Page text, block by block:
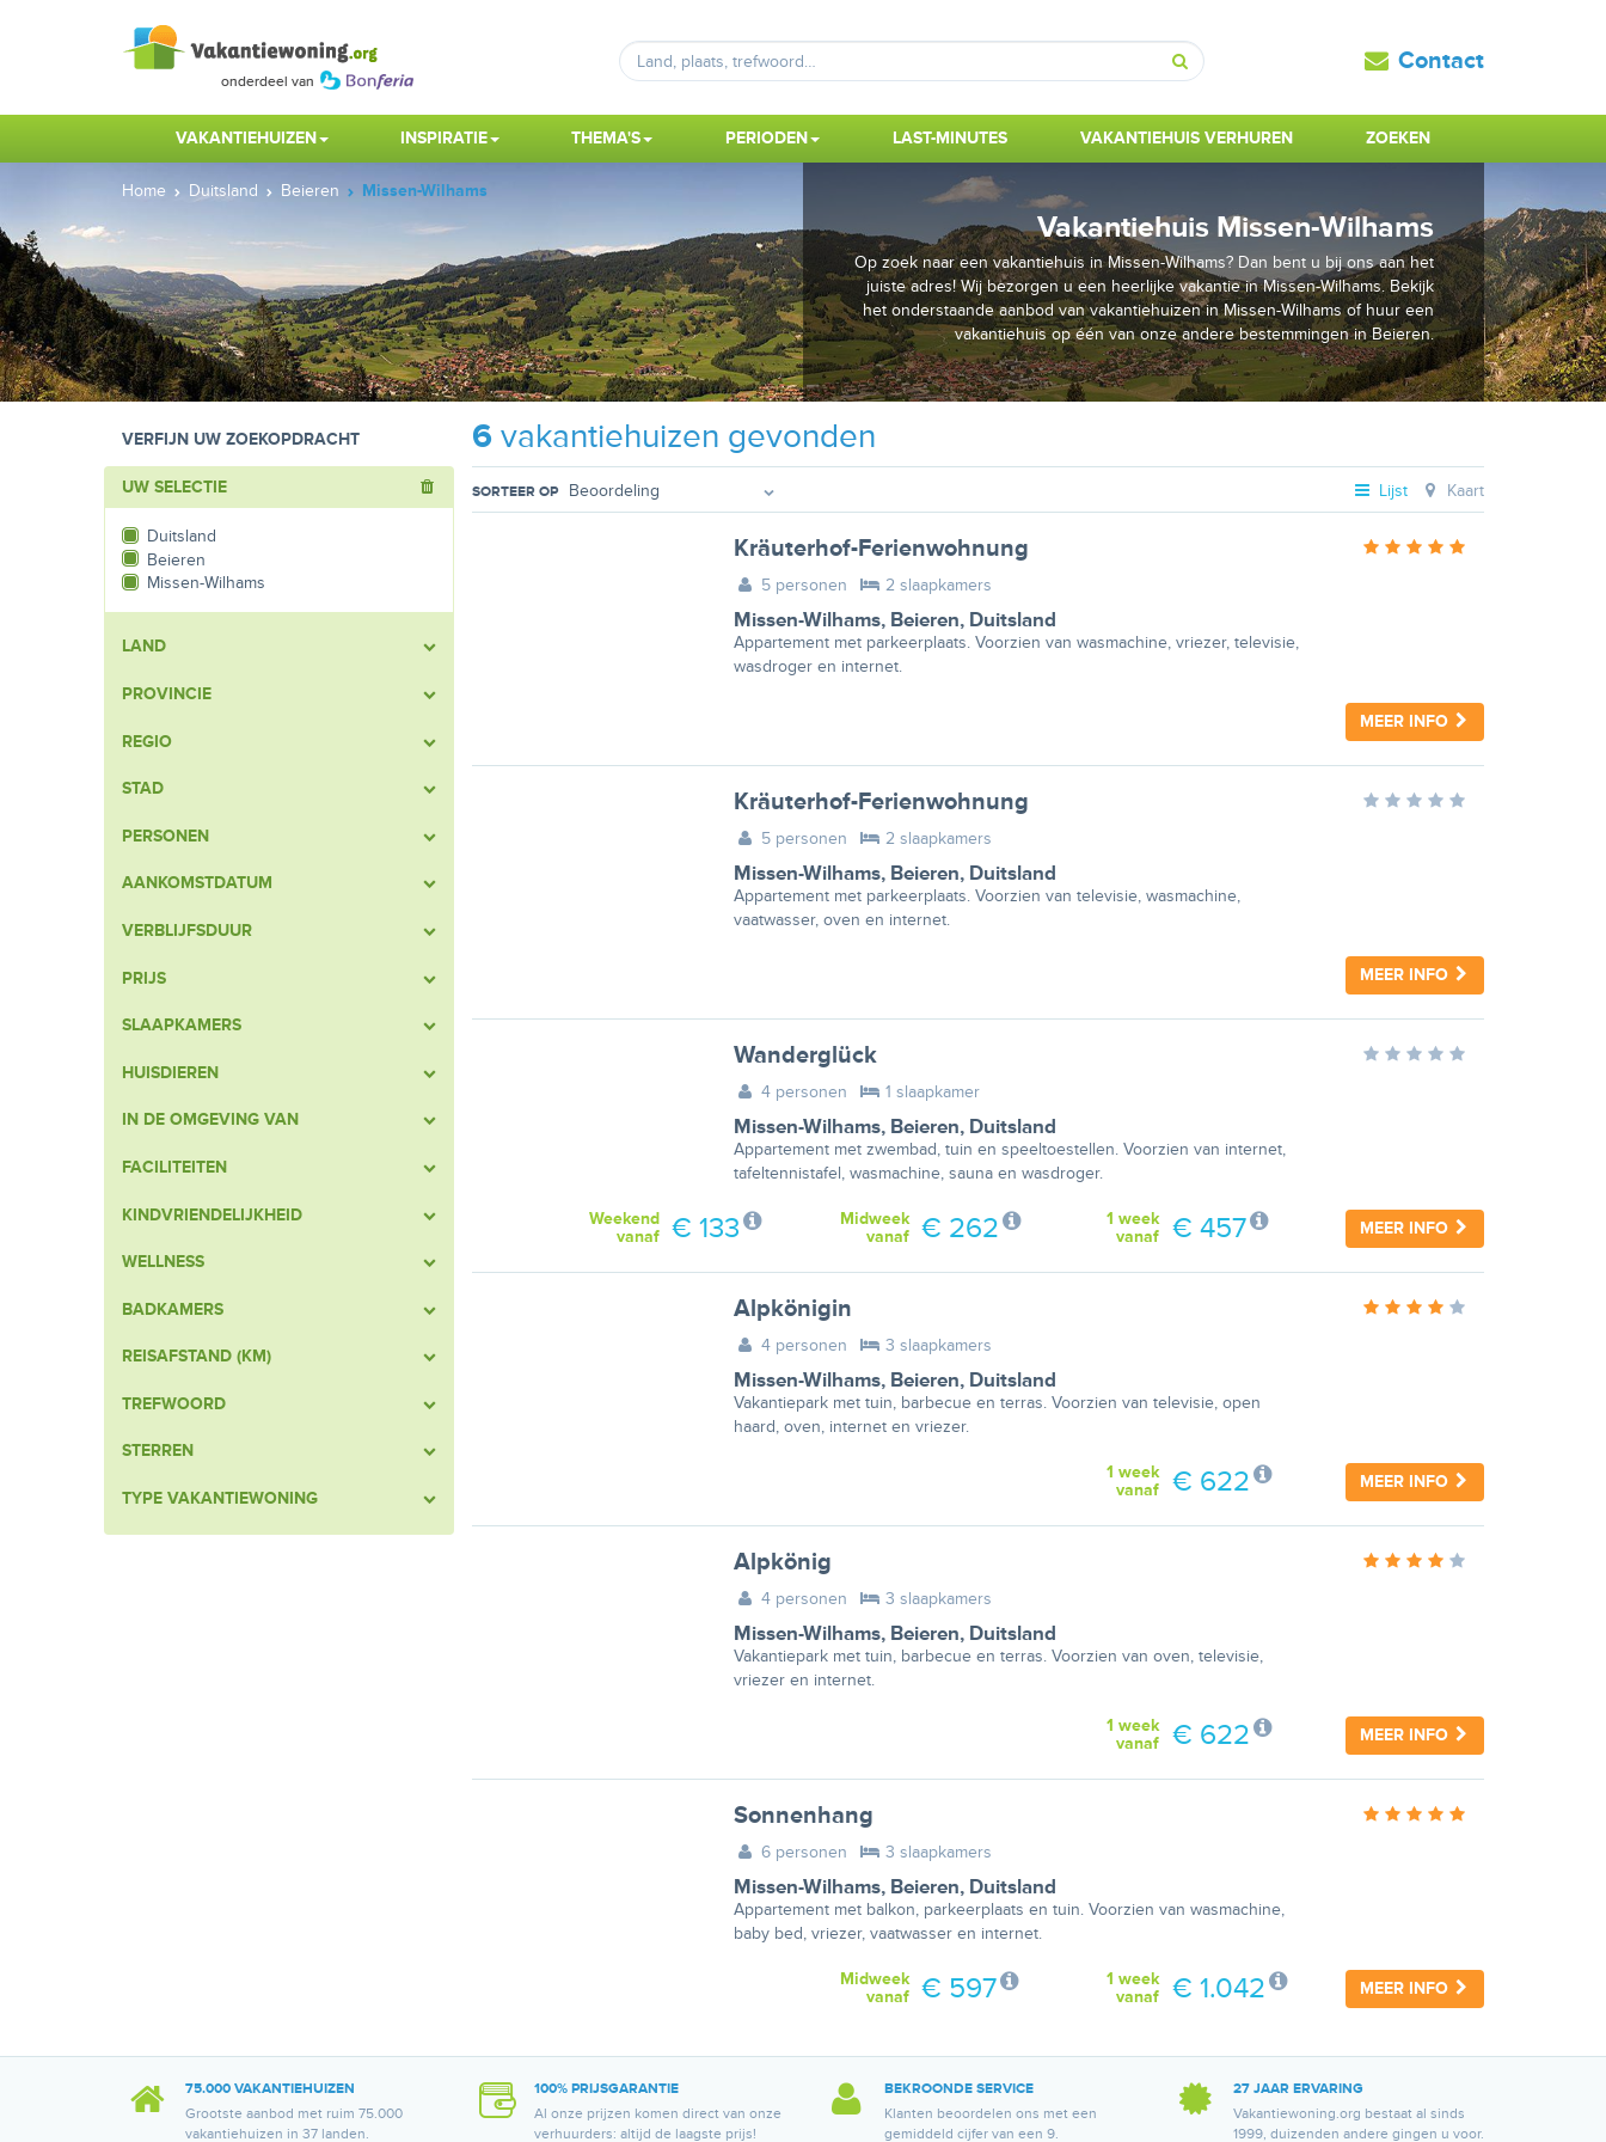
Zoeken
Contact
VAKANTIEHUIZEN INSPIRATIE THEMA'S PERIODEN LAST-MINUTES VAKANTIEHUIS VERHUREN ZOEKEN
Home Duitsland Beieren Missen-Wilhams
Vakantiehuis Missen-Wilhams
Op zoek naar een vakantiehuis in Missen-Wilhams? Dan bent u bij ons aan het
juiste adres! Wij bezorgen u een heerlijke vakantie in Missen-Wilhams. Bekijk
het onderstaande aanbod van vakantiehuizen in Missen-Wilhams of huur een
vakantiehuis op één van onze andere bestemmingen in Beieren.
VERFIJN UW ZOEKOPDRACHT 6vakantiehuizen gevonden
UW SELECTIE
Duitsland
Beieren
Missen-Wilhams
LAND
PROVINCIE
REGIO
STAD
PERSONEN
AANKOMSTDATUM
VERBLIJFSDUUR
PRIJS
SLAAPKAMERS
HUISDIEREN
IN DE OMGEVING VAN
FACILITEITEN
KINDVRIENDELIJKHEID
WELLNESS
BADKAMERS
REISAFSTAND (KM)
TREFWOORD
STERREN
TYPE VAKANTIEWONING
SORTEER OP Lijst Kaart
Kräuterhof-Ferienwohnung
5 personen 2 slaapkamers
Missen-Wilhams, Beieren, Duitsland
Appartement met parkeerplaats. Voorzien van wasmachine, vriezer, televisie,
wasdroger en internet.
MEER INFO
Kräuterhof-Ferienwohnung
5 personen 2 slaapkamers
Missen-Wilhams, Beieren, Duitsland
Appartement met parkeerplaats. Voorzien van televisie, wasmachine,
vaatwasser, oven en internet.
MEER INFO
Wanderglück
4 personen 1 slaapkamer
Missen-Wilhams, Beieren, Duitsland
Appartement met zwembad, tuin en speeltoestellen. Voorzien van internet,
tafeltennistafel, wasmachine, sauna en wasdroger.
MEER INFO
1 week
vanaf
€ 457
Midweek
vanaf
€ 262
Weekend
vanaf
€ 133
Alpkönigin
4 personen 3 slaapkamers
Missen-Wilhams, Beieren, Duitsland
Vakantiepark met tuin, barbecue en terras. Voorzien van televisie, open
haard, oven, internet en vriezer.
MEER INFO
1 week
vanaf
€ 622
Alpkönig
4 personen 3 slaapkamers
Missen-Wilhams, Beieren, Duitsland
Vakantiepark met tuin, barbecue en terras. Voorzien van oven, televisie,
vriezer en internet.
MEER INFO
1 week
vanaf
€ 622
Sonnenhang
6 personen 3 slaapkamers
Missen-Wilhams, Beieren, Duitsland
Appartement met balkon, parkeerplaats en tuin. Voorzien van wasmachine,
baby bed, vriezer, vaatwasser en internet.
MEER INFO
1 week
vanaf
€ 1.042
Midweek
vanaf
€ 597
75.000 VAKANTIEHUIZEN
Grootste aanbod met ruim 75.000
vakantiehuizen in 37 landen.
100% PRIJSGARANTIE
Al onze prijzen komen direct van onze
verhuurders: altijd de laagste prijs!
BEKROONDE SERVICE
Klanten beoordelen ons met een
gemiddeld cijfer van een 9.
27 JAAR ERVARING
Vakantiewoning.org bestaat al sinds
1999, duizenden andere gingen u voor.